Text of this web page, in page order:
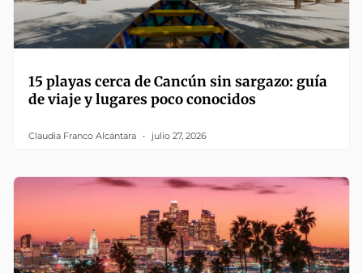
15 playas cerca de Cancún sin sargazo: guía
de viaje y lugares poco conocidos
Claudia Franco Alcántara julio 27, 2026